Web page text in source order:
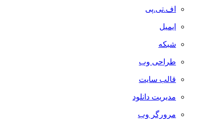
اف.تی.پی
ایمیل
شبکه
طراحی وب
قالب سایت
مدیریت دانلود
مرورگر وب